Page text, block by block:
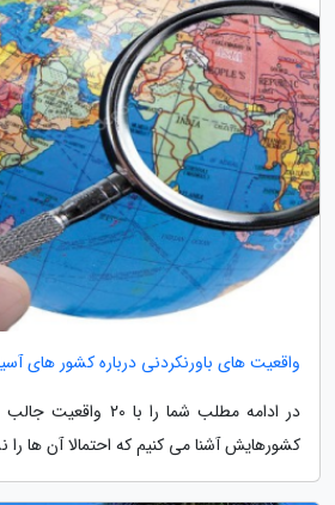
واقعیت های باورنکردنی درباره کشور های
در ادامه مطلب شما را
کشورهایش آشنا می کنیم که احتمالا آن ها را